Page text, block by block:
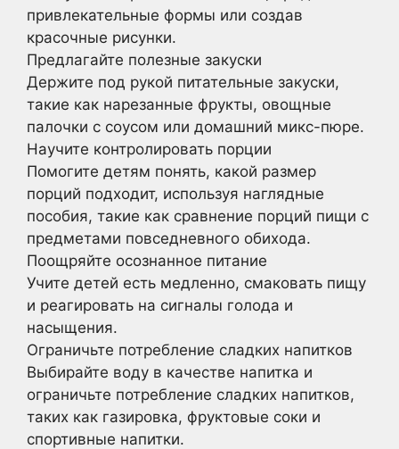
привлекательные формы или создав
красочные рисунки.
Предлагайте полезные закуски
Держите под рукой питательные закуски,
такие как нарезанные фрукты, овощные
палочки с соусом или домашний микс-пюре.
Научите контролировать порции
Помогите детям понять, какой размер
порций подходит, используя наглядные
пособия, такие как сравнение порций пищи с
предметами повседневного обихода.
Поощряйте осознанное питание
Учите детей есть медленно, смаковать пищу
и реагировать на сигналы голода и
насыщения.
Ограничьте потребление сладких напитков
Выбирайте воду в качестве напитка и
ограничьте потребление сладких напитков,
таких как газировка, фруктовые соки и
спортивные напитки.